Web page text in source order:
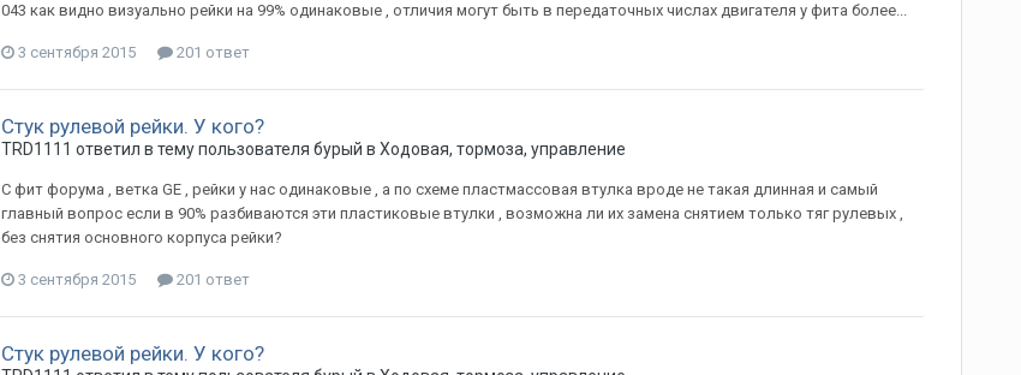
043 как видно визуально рейки на 99% одинаковые , отличия могут быть в передаточных числах двигателя у фита более...
3 сентября 2015 201 ответ
Стук рулевой рейки. У кого?
TRD1111 ответил в тему пользователя бурый в Ходовая, тормоза, управление
С фит форума , ветка GE , рейки у нас одинаковые , а по схеме пластмассовая втулка вроде не такая длинная и самый
главный вопрос если в 90% разбиваются эти пластиковые втулки , возможна ли их замена снятием только тяг рулевых ,
без снятия основного корпуса рейки?
3 сентября 2015 201 ответ
Стук рулевой рейки. У кого?